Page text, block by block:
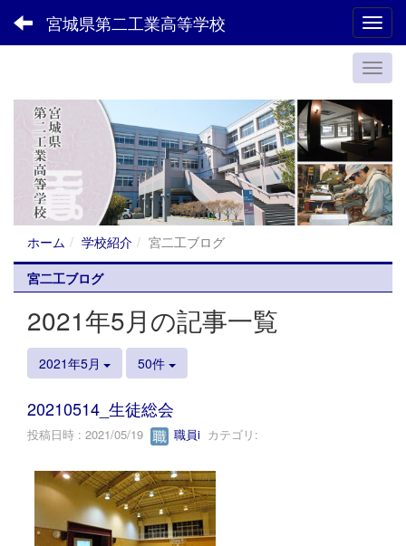
宮城県第二工業高等学校
ホーム 学校紹介
宮二工ブログ
宮二工ブログ
2021年5月の記事一覧
2021年5月 50件
20210514_生徒総会
投稿日時 : 2021/05/19 職員i カテゴリ: